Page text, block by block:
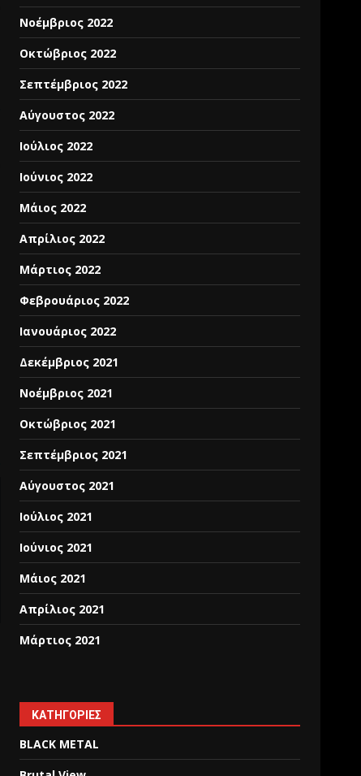
Νοέμβριος 2022
Οκτώβριος 2022
Σεπτέμβριος 2022
Αύγουστος 2022
Ιούλιος 2022
Ιούνιος 2022
Μάιος 2022
Απρίλιος 2022
Μάρτιος 2022
Φεβρουάριος 2022
Ιανουάριος 2022
Δεκέμβριος 2021
Νοέμβριος 2021
Οκτώβριος 2021
Σεπτέμβριος 2021
Αύγουστος 2021
Ιούλιος 2021
Ιούνιος 2021
Μάιος 2021
Απρίλιος 2021
Μάρτιος 2021
KΑΤΗΓΟΡΊΕΣ
BLACK METAL